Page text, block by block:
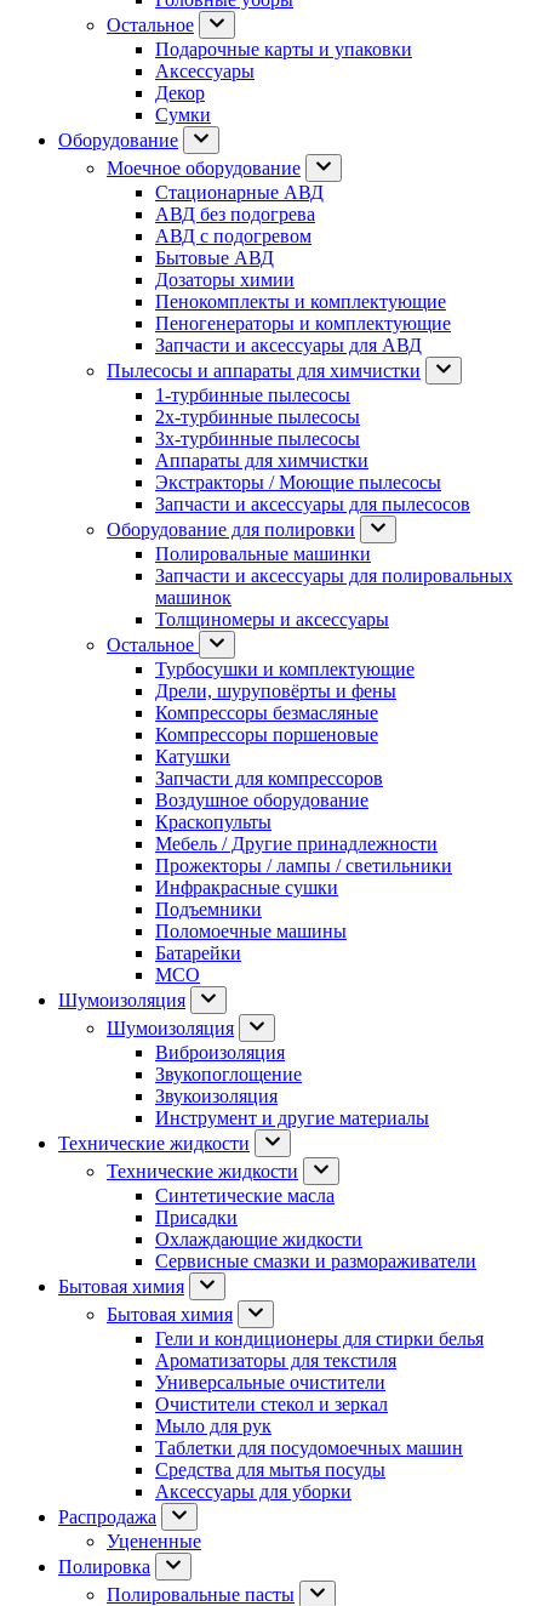
Остальное
Подарочные карты и упаковки
Аксессуары
Декор
Сумки
Оборудование
Моечное оборудование
Стационарные АВД
АВД без подогрева
АВД с подогревом
Бытовые АВД
Дозаторы химии
Пенокомплекты и комплектующие
Пеногенераторы и комплектующие
Запчасти и аксессуары для АВД
Пылесосы и аппараты для химчистки
1-турбинные пылесосы
2х-турбинные пылесосы
3х-турбинные пылесосы
Аппараты для химчистки
Экстракторы / Моющие пылесосы
Запчасти и аксессуары для пылесосов
Оборудование для полировки
Полировальные машинки
Запчасти и аксессуары для полировальных
машинок
Толщиномеры и аксессуары
Остальное
Турбосушки и комплектующие
Дрели, шуруповёрты и фены
Компрессоры безмасляные
Компрессоры поршеновые
Катушки
Запчасти для компрессоров
Воздушное оборудование
Краскопульты
Мебель / Другие принадлежности
Прожекторы / лампы / светильники
Инфракрасные сушки
Подъемники
Поломоечные машины
Батарейки
МСО
Шумоизоляция
Шумоизоляция
Виброизоляция
Звукопоглощение
Звукоизоляция
Инструмент и другие материалы
Технические жидкости
Технические жидкости
Синтетические масла
Присадки
Охлаждающие жидкости
Сервисные смазки и размораживатели
Бытовая химия
Бытовая химия
Гели и кондиционеры для стирки белья
Ароматизаторы для текстиля
Универсальные очистители
Очистители стекол и зеркал
Мыло для рук
Таблетки для посудомоечных машин
Средства для мытья посуды
Аксессуары для уборки
Распродажа
Уцененные
Полировка
Полировальные пасты